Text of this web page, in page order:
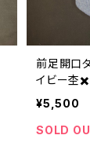
前足開口
イビー杢
¥5,500
SOLD